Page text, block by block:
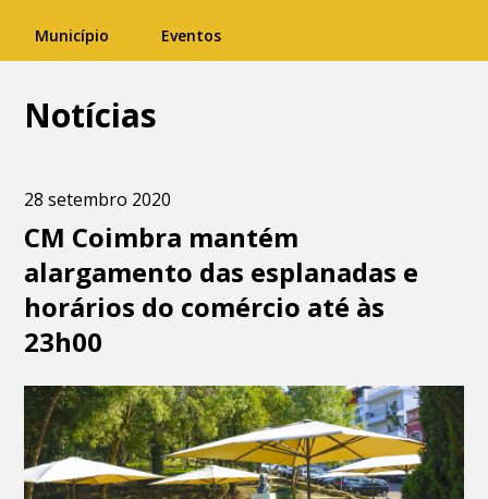
Município Eventos
Notícias
28 setembro 2020
CM Coimbra mantém
alargamento das esplanadas e
horários do comércio até às
23h00